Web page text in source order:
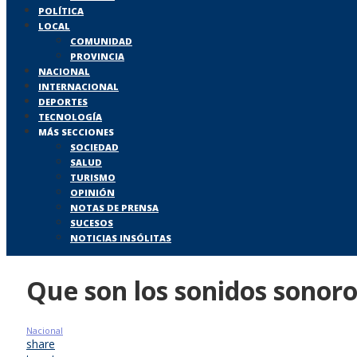
POLÍTICA
LOCAL
COMUNIDAD
PROVINCIA
NACIONAL
INTERNACIONAL
DEPORTES
TECNOLOGÍA
MÁS SECCIONES
SOCIEDAD
SALUD
TURISMO
OPINIÓN
NOTAS DE PRENSA
SUCESOS
NOTICIAS INSÓLITAS
Que son los sonidos
Nacional
share